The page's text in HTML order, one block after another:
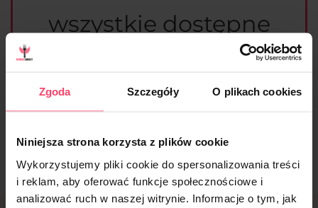
Zgoda Szczegóły O plikach cookies
Niniejsza strona korzysta z plików cookie
Wykorzystujemy pliki cookie do spersonalizowania treści
i reklam, aby oferować funkcje społecznościowe i
analizować ruch w naszej witrynie. Informacje o tym, jak
wszystkie dostępne